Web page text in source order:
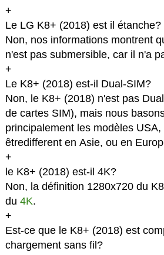
+
Le LG K8+ (2018) est il étanche?
Non, nos informations montrent
n'est pas submersible, car il n'a
+
Le K8+ (2018) est-il Dual-SIM?
Non, le K8+ (2018) n'est pas
de cartes SIM), mais nous
principalement les modèles
êtredifferent en Asie, ou en
+
le K8+ (2018) est-il 4K?
Non, la définition 1280x720 du
du 4K.
+
Est-ce que le K8+ (2018) est
chargement sans fil?